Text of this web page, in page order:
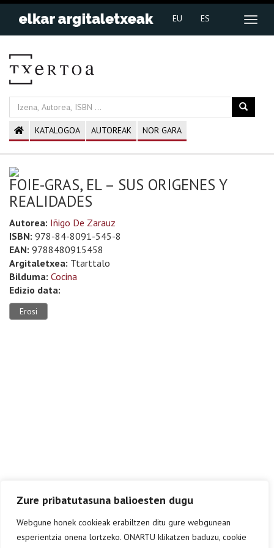
Zure pribatutasuna balioesten dugu
Webgune honek cookieak erabiltzen ditu gure webgunean
esperientzia onena lortzeko. ONARTU klikatzen baduzu, cookie
EU ES
KATALOGOA AUTOREAK NOR GARA
FOIE-GRAS, EL – SUS ORIGENES Y
REALIDADES
Autorea: Iñigo De Zarauz
ISBN: 978-84-8091-545-8
EAN: 9788480915458
Argitaletxea: Ttarttalo
Bilduma: Cocina
Edizio data:
Erosi